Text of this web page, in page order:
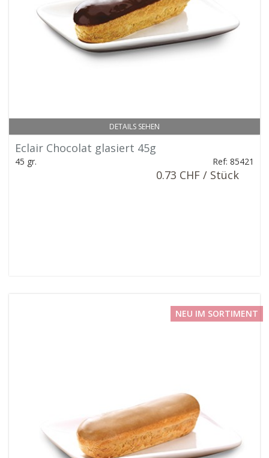
DETAILS SEHEN
Eclair Chocolat glasiert 45g
45 gr. Ref: 85421
0.73 CHF / Stück
NEU IM SORTIMENT